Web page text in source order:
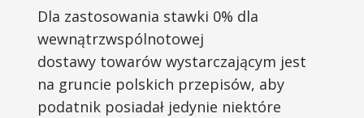
Dla zastosowania stawki 0% dla
wewnątrzwspólnotowej
dostawy towarów wystarczającym jest
na gruncie polskich przepisów, aby
podatnik posiadał jedynie niektóre